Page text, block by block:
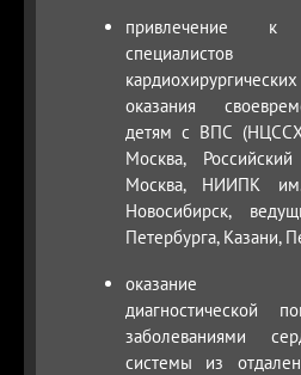
привлечение к
оказания
детям с ВПС
Москва,
Москва, НИИПК
Новосибирск,
Петербурга, Казани,
оказание
диагностической
заболеваниями
системы из